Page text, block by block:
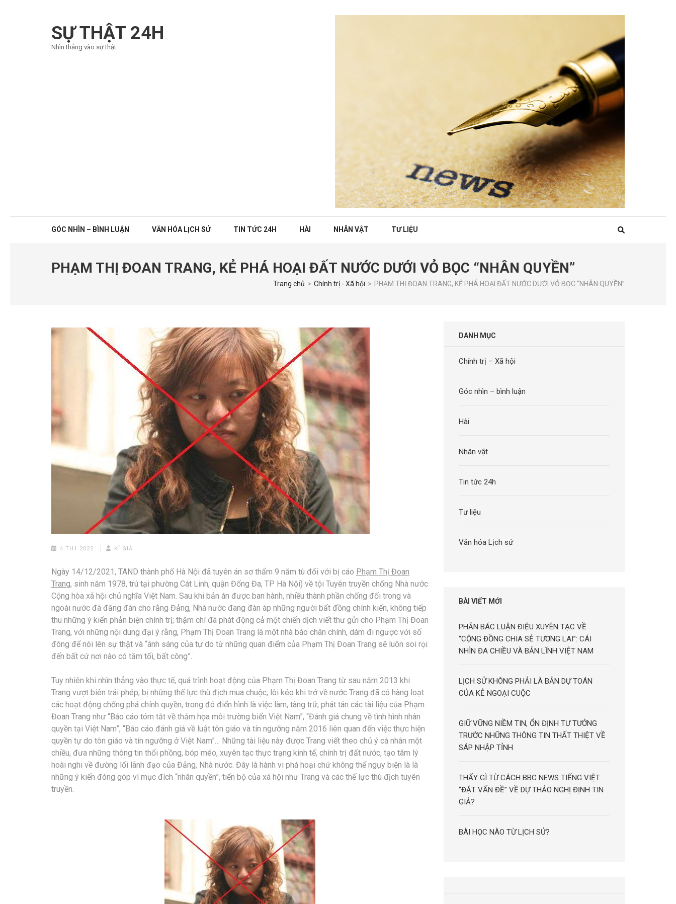
SỰ THẬT 24H
Nhìn thẳng vào sự thật
GÓC NHÌN – BÌNH LUẬN VĂN HÓA LỊCH SỬ TIN TỨC 24H HÀI NHÂN VẬT TƯ LIỆU
PHẠM THỊ ĐOAN TRANG, KẺ PHÁ HOẠI ĐẤT NƯỚC DƯỚI VỎ BỌC “NHÂN QUYỀN”
Trang chủ > Chính trị - Xã hội > PHẠM THỊ ĐOAN TRANG, KẺ PHÁ HOẠI ĐẤT NƯỚC DƯỚI VỎ BỌC “NHÂN QUYỀN”
4 TH1 2022 KÍ GIẢ
Ngày 14/12/2021, TAND thành phố Hà Nội đã tuyên án sơ thẩm 9 năm tù đối với bị cáo Phạm Thị Đoan
Trang, sinh năm 1978, trú tại phường Cát Linh, quận Đống Đa, TP Hà Nội) về tội Tuyên truyền chống Nhà nước
Cộng hòa xã hội chủ nghĩa Việt Nam. Sau khi bản án được ban hành, nhiều thành phần chống đối trong và
ngoài nước đã đăng đàn cho rằng Đảng, Nhà nước đang đàn áp những người bất đồng chính kiến, không tiếp
thu những ý kiến phản biện chính trị; thậm chí đã phát động cả một chiến dịch viết thư gửi cho Phạm Thị Đoan
Trang, với những nội dung đại ý rằng, Phạm Thị Đoan Trang là một nhà báo chân chính, dám đi ngược với số
đông để nói lên sự thật và “ánh sáng của tự do từ những quan điểm của Phạm Thị Đoan Trang sẽ luôn soi rọi
đến bất cứ nơi nào có tăm tối, bất công”.
Tuy nhiên khi nhìn thẳng vào thực tế, quá trình hoạt động của Phạm Thị Đoan Trang từ sau năm 2013 khi
Trang vượt biên trái phép, bị những thế lực thù địch mua chuộc, lôi kéo khi trở về nước Trang đã có hàng loạt
các hoạt động chống phá chính quyền, trong đó điển hình là việc làm, tàng trữ, phát tán các tài liệu của Phạm
Đoan Trang như “Báo cáo tóm tắt về thảm họa môi trường biển Việt Nam”, “Đánh giá chung về tình hình nhân
quyền tại Việt Nam”, “Báo cáo đánh giá về luật tôn giáo và tín ngưỡng năm 2016 liên quan đến việc thực hiện
quyền tự do tôn giáo và tín ngưỡng ở Việt Nam”… Những tài liệu này được Trang viết theo chủ ý cá nhân một
chiều, đưa những thông tin thổi phồng, bóp méo, xuyên tạc thực trạng kinh tế, chính trị đất nước, tạo tâm lý
hoài nghi về đường lối lãnh đạo của Đảng, Nhà nước. Đây là hành vi phá hoại chứ không thể ngụy biện là là
những ý kiến đóng góp vì mục đích “nhân quyền”, tiến bộ của xã hội như Trang và các thế lực thù địch tuyên
truyền.
DANH MỤC
Chính trị – Xã hội
Góc nhìn – bình luận
Hài
Nhân vật
Tin tức 24h
Tư liệu
Văn hóa Lịch sử
BÀI VIẾT MỚI
PHẢN BÁC LUẬN ĐIỆU XUYÊN TẠC VỀ
“CỘNG ĐỒNG CHIA SẺ TƯƠNG LAI”: CÁI
NHÌN ĐA CHIỀU VÀ BẢN LĨNH VIỆT NAM
LỊCH SỬ KHÔNG PHẢI LÀ BẢN DỰ TOÁN
CỦA KẺ NGOẠI CUỘC
GIỮ VỮNG NIỀM TIN, ỔN ĐỊNH TƯ TƯỞNG
TRƯỚC NHỮNG THÔNG TIN THẤT THIỆT VỀ
SÁP NHẬP TỈNH
THẤY GÌ TỪ CÁCH BBC NEWS TIẾNG VIỆT
“ĐẶT VẤN ĐỀ” VỀ DỰ THẢO NGHỊ ĐỊNH TIN
GIẢ?
BÀI HỌC NÀO TỪ LỊCH SỬ?